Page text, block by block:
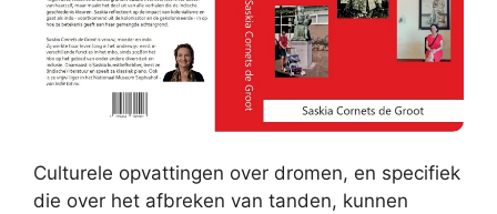
Culturele opvattingen over dromen, en specifiek
die over het afbreken van tanden, kunnen